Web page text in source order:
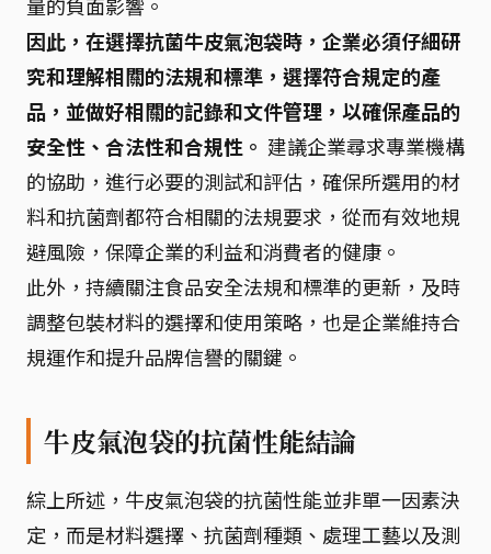
因此，在選擇抗菌牛皮氣泡袋時，企業必須仔細研
究和理解相關的法規和標準，選擇符合規定的產
品，並做好相關的記錄和文件管理，以確保產品的
安全性、合法性和合規性。 建議企業尋求專業機構
的協助，進行必要的測試和評估，確保所選用的材
料和抗菌劑都符合相關的法規要求，從而有效地規
避風險，保障企業的利益和消費者的健康。
此外，持續關注食品安全法規和標準的更新，及時
調整包裝材料的選擇和使用策略，也是企業維持合
規運作和提升品牌信譽的關鍵。
牛皮氣泡袋的抗菌性能結論
綜上所述，牛皮氣泡袋的抗菌性能並非單一因素決
定，而是材料選擇、抗菌劑種類、處理工藝以及測